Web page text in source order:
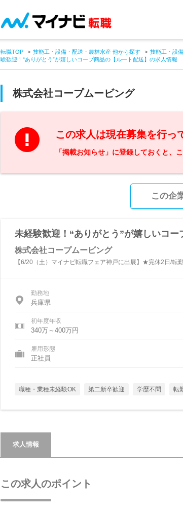
転職TOP 技能工・設備・配送・農林水産 他から探す 技能工・設
験歓迎！“ありがとう”が嬉しいコープ商品の【ルート配送】の求人情報
株式会社コープムービング
この求人は現在募集を行っ
「掲載お知らせ」に登録しておくと、
この企
未経験歓迎！“ありがとう”が嬉しいコー
株式会社コープムービング
【6/20（土）マイナビ転職フェア神戸に出展】★完休2日/転
勤務地
兵庫県
初年度年収
340万～400万円
雇用形態
正社員
職種・業種未経験OK 第二新卒歓迎 学歴不問 転
求人情報
この求人のポイント